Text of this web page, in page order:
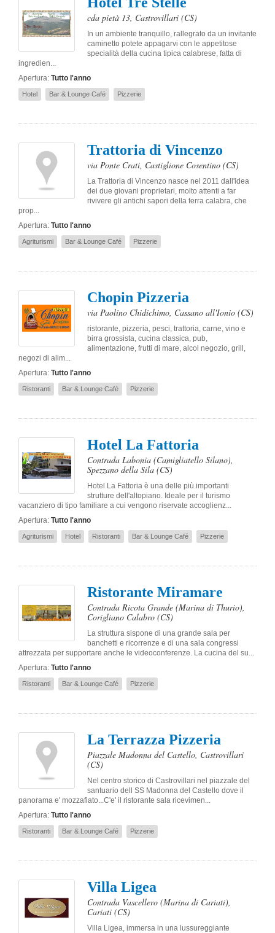
cda pietà 13, Castrovillari (CS)
In un ambiente tranquillo, rallegrato da un invitante
caminetto potete appagarvi con le appetitose
specialità della cucina tipica calabrese, fatta di
ingredien...
Apertura: Tutto l'anno
Hotel Bar & Lounge Café Pizzerie
Trattoria di Vincenzo
via Ponte Crati, Castiglione Cosentino (CS)
La Trattoria di Vincenzo nasce nel 2011 dall'idea
dei due giovani proprietari, molto attenti a far
rivivere gli antichi sapori della terra calabra, che
prop...
Apertura: Tutto l'anno
Agriturismi Bar & Lounge Café Pizzerie
Chopin Pizzeria
via Paolino Chidichimo, Cassano all'Ionio (CS)
ristorante, pizzeria, pesci, trattoria, carne, vino e
birra grossista, cucina classica, pub,
alimentazione, frutti di mare, alcol negozio, grill,
negozi di alim...
Apertura: Tutto l'anno
Ristoranti Bar & Lounge Café Pizzerie
Hotel La Fattoria
Contrada Labonia (Camigliatello Silano),
Spezzano della Sila (CS)
Hotel La Fattoria è una delle più importanti
strutture dell'altopiano. Ideale per il turismo
vacanziero di tipo familiare a cui vengono riservate accoglienz...
Apertura: Tutto l'anno
Agriturismi Hotel Ristoranti Bar & Lounge Café Pizzerie
Ristorante Miramare
Contrada Ricota Grande (Marina di Thurio),
Corigliano Calabro (CS)
La struttura sispone di una grande sala per
banchetti e ricorrenze e di una sala congressi
attrezzata per supportare anche le videoconferenze. La cucina del su...
Apertura: Tutto l'anno
Ristoranti Bar & Lounge Café Pizzerie
La Terrazza Pizzeria
Piazzale Madonna del Castello, Castrovillari
(CS)
Nel centro storico di Castrovillari nel piazzale del
santuario dell SS Madonna del Castello dove il
panorama e' mozzafiato...C'e' il ristorante sala ricevimen...
Apertura: Tutto l'anno
Ristoranti Bar & Lounge Café Pizzerie
Villa Ligea
Contrada Vascellero (Marina di Cariati),
Cariati (CS)
Villa Ligea, immersa in una lussureggiante